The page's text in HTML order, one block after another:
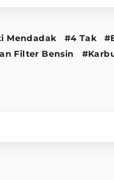
Mendadak #4 Tak
Filter Bensin